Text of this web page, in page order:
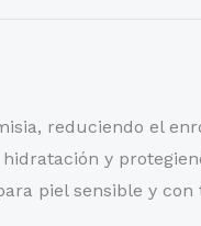
reduciendo el
y
piel sensible y con